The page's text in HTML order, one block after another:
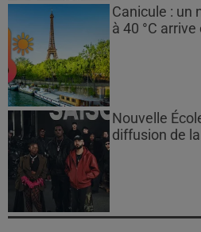
Canicule : un
à 40 °C
Nouvelle
diffusion de